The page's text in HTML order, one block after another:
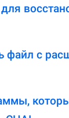
файл с